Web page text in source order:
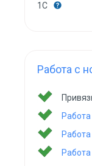
1С
Работа с